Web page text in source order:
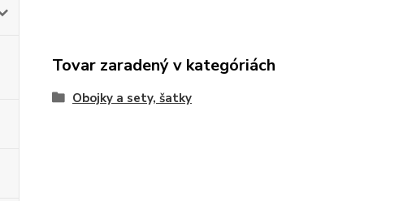
Tovar zaradený v kategóriách
Obojky a sety, šatky